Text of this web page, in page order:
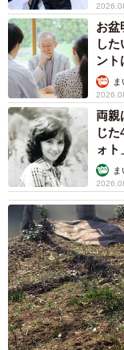
ットで時代劇の
（笑）。長らく声
く、『声が違うけ
いった話を楽しそ
お
し
ント
両
じ
ォ
む」